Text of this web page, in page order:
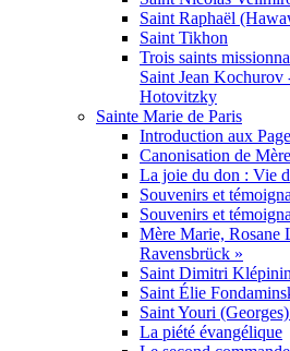
Saint Raphaël
Saint Tikhon
Trois saints
Saint Jean Kochurov
Hotovitzky
Sainte Marie de Paris
Introduction aux
Canonisation de
La joie du don : Vie
Souvenirs et
Souvenirs et
Mère Marie, Rosane
Ravensbrück »
Saint Dimitri
Saint Élie
Saint Youri
La piété évangélique